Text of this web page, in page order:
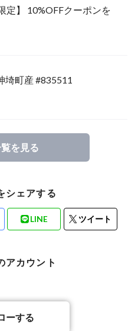
定】 10%OFFクーポンを
埼町産 #835511
を見る
シェアする
LINE ツイート
アカウント
ーする